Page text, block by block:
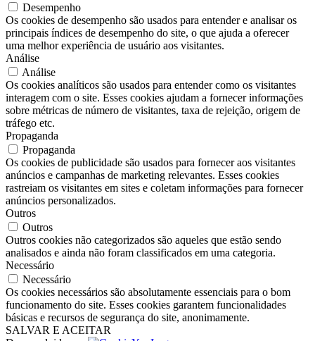
Desempenho
Os cookies de desempenho são usados ​​para entender e analisar os
principais índices de desempenho do site, o que ajuda a oferecer
uma melhor experiência de usuário aos visitantes.
Análise
Análise
Os cookies analíticos são usados ​​para entender como os visitantes
interagem com o site. Esses cookies ajudam a fornecer informações
sobre métricas de número de visitantes, taxa de rejeição, origem de
tráfego etc.
Propaganda
Propaganda
Os cookies de publicidade são usados ​​para fornecer aos visitantes
anúncios e campanhas de marketing relevantes. Esses cookies
rastreiam os visitantes em sites e coletam informações para fornecer
anúncios personalizados.
Outros
Outros
Outros cookies não categorizados são aqueles que estão sendo
analisados ​​e ainda não foram classificados em uma categoria.
Necessário
Necessário
Os cookies necessários são absolutamente essenciais para o bom
funcionamento do site. Esses cookies garantem funcionalidades
básicas e recursos de segurança do site, anonimamente.
SALVAR E ACEITAR